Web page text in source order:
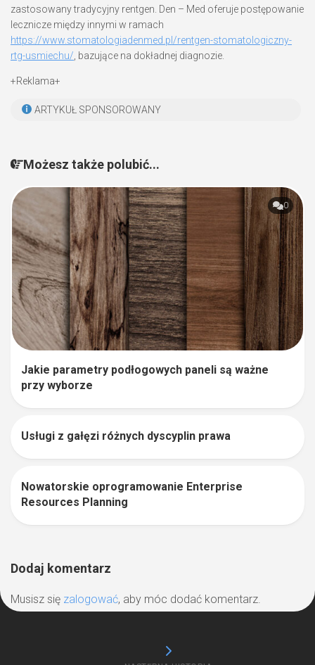
zastosowany tradycyjny rentgen. Den – Med oferuje postępowanie
lecznicze między innymi w ramach
https://www.stomatologiadenmed.pl/rentgen-stomatologiczny-
rtg-usmiechu/ , bazujące na dokładnej diagnozie.
+Reklama+
ARTYKUŁ SPONSOROWANY
Możesz także polubić...
0
Jakie parametry podłogowych paneli są ważne
przy wyborze
Usługi z gałęzi różnych dyscyplin prawa
Nowatorskie oprogramowanie Enterprise
Resources Planning
Dodaj komentarz
Musisz się zalogować, aby móc dodać komentarz.